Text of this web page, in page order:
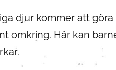
djur kommer att
Här kan